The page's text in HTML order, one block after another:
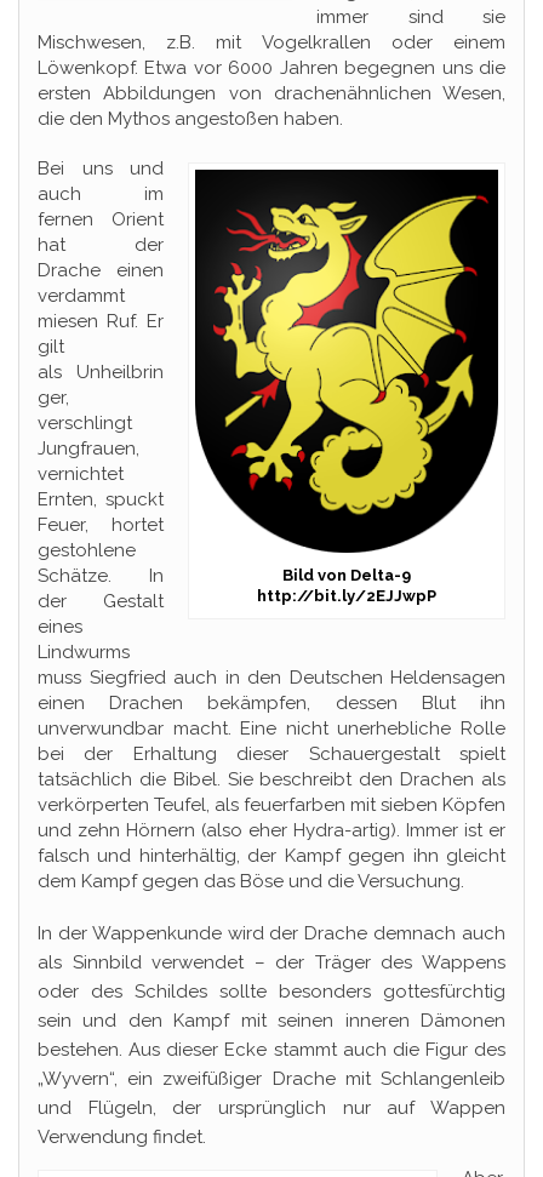
immer sind sie
Mischwesen, z.B. mit Vogelkrallen oder einem
Löwenkopf. Etwa vor 6000 Jahren begegnen uns die
ersten Abbildungen von drachenähnlichen Wesen,
die den Mythos angestoßen haben.
Bild von Delta-9
http://bit.ly/2EJJwpP
Bei uns und
auch im
fernen Orient
hat der
Drache einen
verdammt
miesen Ruf. Er
gilt
als Unheilbrin
ger,
verschlingt
Jungfrauen,
vernichtet
Ernten, spuckt
Feuer, hortet
gestohlene
Schätze. In
der Gestalt
eines
Lindwurms
muss Siegfried auch in den Deutschen Heldensagen
einen Drachen bekämpfen, dessen Blut ihn
unverwundbar macht. Eine nicht unerhebliche Rolle
bei der Erhaltung dieser Schauergestalt spielt
tatsächlich die Bibel. Sie beschreibt den Drachen als
verkörperten Teufel, als feuerfarben mit sieben Köpfen
und zehn Hörnern (also eher Hydra-artig). Immer ist er
falsch und hinterhältig, der Kampf gegen ihn gleicht
dem Kampf gegen das Böse und die Versuchung.
In der Wappenkunde wird der Drache demnach auch
als Sinnbild verwendet – der Träger des Wappens
oder des Schildes sollte besonders gottesfürchtig
sein und den Kampf mit seinen inneren Dämonen
bestehen. Aus dieser Ecke stammt auch die Figur des
„Wyvern“, ein zweifüßiger Drache mit Schlangenleib
und Flügeln, der ursprünglich nur auf Wappen
Verwendung findet.